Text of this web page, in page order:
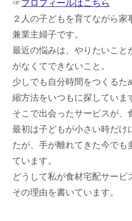
☞プロフィールはこちら
２人の子どもを育てながら家
兼業主婦子です。
最近の悩みは、やりたいこと
がなくてできないこと。
少しでも自分時間をつくるた
縮方法をいつもに探していま
そこで出会ったサービスが、
最初は子どもが小さい時だけ
たが、手が離れてきた今でも
ています。
どうして私が食材宅配サービ
その理由を書いています。